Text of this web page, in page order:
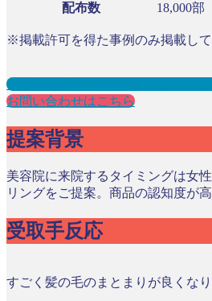
配布数
18,000部
※掲載許可を得た事例のみ掲載して
美容院・美容室・ヘアサロンサン
お問い合わせはこちら
提案背景
美容院に来院するタイミングは女
リングをご提案。商品の認知度が
受取手反応
すごく髪の毛のまとまりが良くな